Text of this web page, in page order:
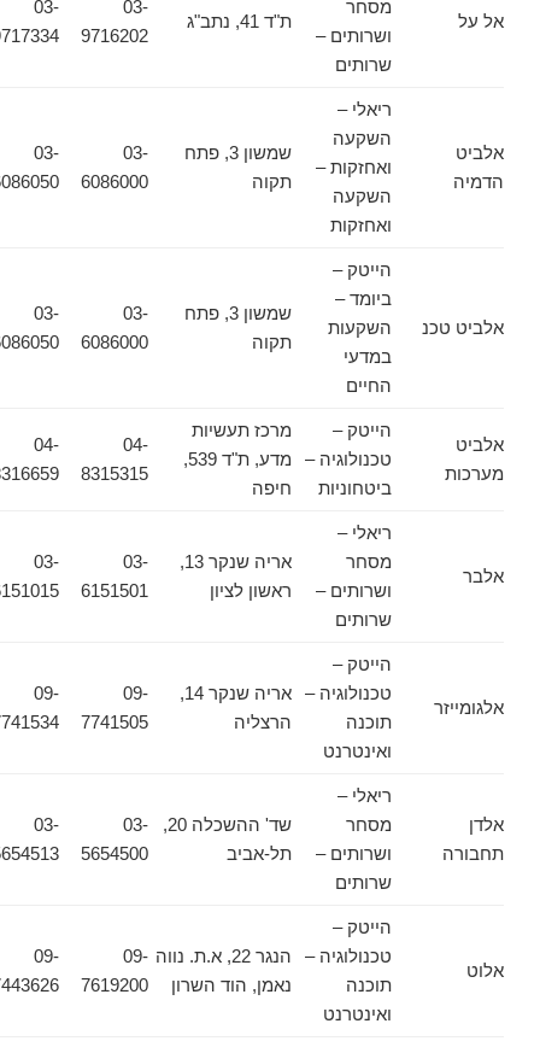
אל על
מסחר
ושרותים –
שרותים
ת"ד 41, נתב"ג
03-
9716202
03-
9717334
אלביט
הדמיה
ריאלי –
השקעה
ואחזקות –
השקעה
ואחזקות
שמשון 3, פתח
תקוה
03-
6086000
03-
6086050
אלביט טכנ
הייטק –
ביומד –
השקעות
במדעי
החיים
שמשון 3, פתח
תקוה
03-
6086000
03-
6086050
אלביט
מערכות
הייטק –
טכנולוגיה –
ביטחוניות
מרכז תעשיות
מדע, ת"ד 539,
חיפה
04-
8315315
04-
8316659
אלבר
ריאלי –
מסחר
ושרותים –
שרותים
אריה שנקר 13,
ראשון לציון
03-
6151501
03-
6151015
אלגומייזר
הייטק –
טכנולוגיה –
תוכנה
ואינטרנט
אריה שנקר 14,
הרצליה
09-
7741505
09-
7741534
אלדן
תחבורה
ריאלי –
מסחר
ושרותים –
שרותים
שד' ההשכלה 20,
תל-אביב
03-
5654500
03-
5654513
אלוט
הייטק –
טכנולוגיה –
תוכנה
ואינטרנט
הנגר 22, א.ת. נווה
נאמן, הוד השרון
09-
7619200
09-
7443626